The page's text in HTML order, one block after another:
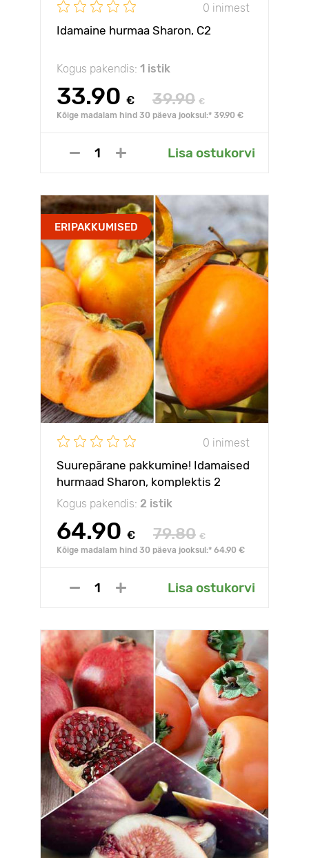
0 inimest
Idamaine hurmaa Sharon, С2
Kogus pakendis: 1 istik
33.90 € 39.90 €
Kõige madalam hind 30 päeva jooksul:* 39.90 €
Lisa ostukorvi
ERIPAKKUMISED
0 inimest
Suurepärane pakkumine! Idamaised
hurmaad Sharon, komplektis 2
istikut
Kogus pakendis: 2 istik
64.90 € 79.80 €
Kõige madalam hind 30 päeva jooksul:* 64.90 €
Lisa ostukorvi